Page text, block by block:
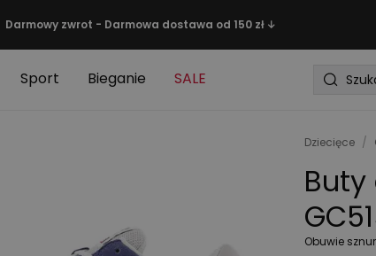
Darmowy zwrot - Darmowa dostawa od 150 zł ↓
Sport Bieganie SALE
Dziecięce /
Buty
Obuwie